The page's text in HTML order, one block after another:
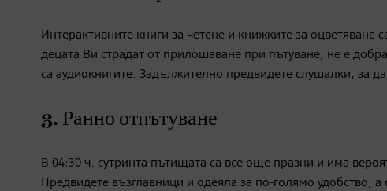
Интерактивните книги за четене и книжките за оцветяване
децата Ви страдат от прилошаване при пътуване, не е
са аудиокнигите. Задължително предвидете слушалки, за
3. Ранно отпътуване
В 04:30 ч. сутринта пътищата са все още празни и има
Предвидете възглавници и одеяла за по-голямо удобство,